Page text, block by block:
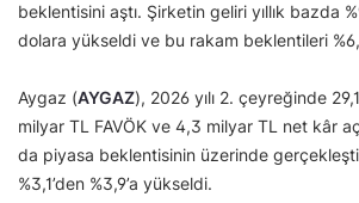
beklentisini aştı. Şirketin geliri yıllık bazda
dolara yükseldi ve bu rakam beklentileri
Aygaz (AYGAZ), 2026 yılı 2. çeyreğinde
milyar TL FAVÖK ve 4,3 milyar TL net kâr
da piyasa beklentisinin üzerinde gerçekleşti;
%3,1’den %3,9’a yükseldi.